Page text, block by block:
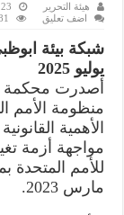
هيئة التحرير 23 يوليو، 2025
اضف تعليق
يوليو 2025
أصدرت محكمة
منظومة الأمم
الأهمية
مواجهة أزمة
مارس 2023.